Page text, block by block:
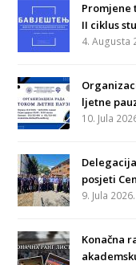
Promjene
II ciklus
4. Augusta
ljetne
10. Jula
posjeti
9. Jula 2026.
Konačna